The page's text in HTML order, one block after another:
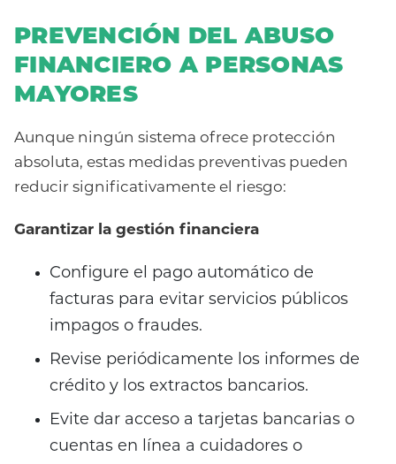
PREVENCIÓN DEL ABUSO
FINANCIERO A PERSONAS
MAYORES
Aunque ningún sistema ofrece protección
absoluta, estas medidas preventivas pueden
reducir significativamente el riesgo:
Garantizar la gestión financiera
Configure el pago automático de
facturas para evitar servicios públicos
impagos o fraudes.
Revise periódicamente los informes de
crédito y los extractos bancarios.
Evite dar acceso a tarjetas bancarias o
cuentas en línea a cuidadores o